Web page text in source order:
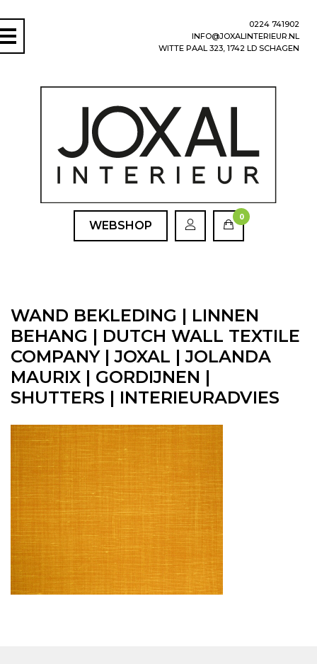
0224 741902
INFO@JOXALINTERIEUR.NL
WITTE PAAL 323, 1742 LD SCHAGEN
WEBSHOP
0
WAND BEKLEDING | LINNEN
BEHANG | DUTCH WALL TEXTILE
COMPANY | JOXAL | JOLANDA
MAURIX | GORDIJNEN |
SHUTTERS | INTERIEURADVIES